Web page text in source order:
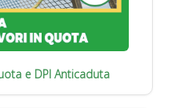
e DPI Anticaduta